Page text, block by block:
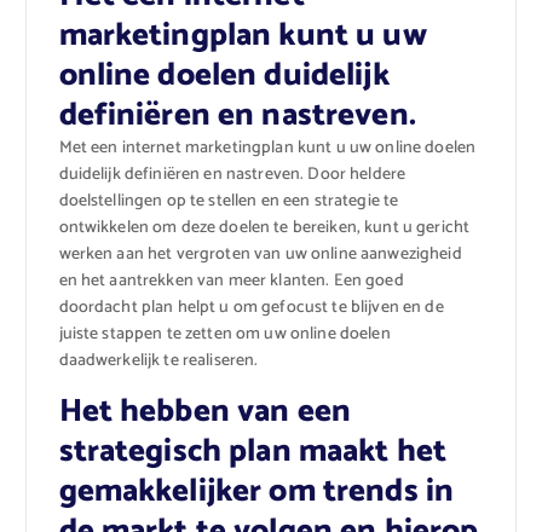
marketingplan kunt u uw
online doelen duidelijk
definiëren en nastreven.
Met een internet marketingplan kunt u uw online doelen
duidelijk definiëren en nastreven. Door heldere
doelstellingen op te stellen en een strategie te
ontwikkelen om deze doelen te bereiken, kunt u gericht
werken aan het vergroten van uw online aanwezigheid
en het aantrekken van meer klanten. Een goed
doordacht plan helpt u om gefocust te blijven en de
juiste stappen te zetten om uw online doelen
daadwerkelijk te realiseren.
Het hebben van een
strategisch plan maakt het
gemakkelijker om trends in